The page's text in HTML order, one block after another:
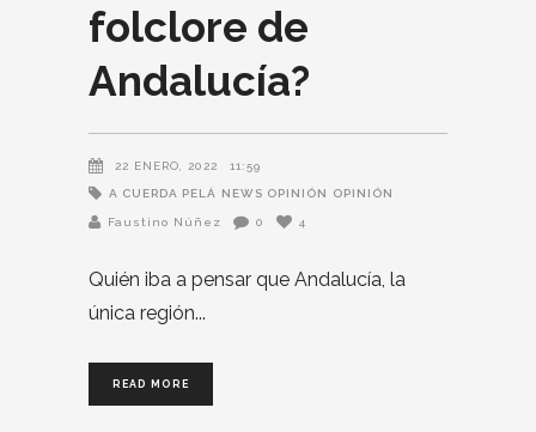
folclore de
Andalucía?
22 ENERO, 2022 11:59
A CUERDA PELÁ NEWS OPINIÓN OPINIÓN
Faustino Núñez 0 4
Quién iba a pensar que Andalucía, la
única región
READ MORE